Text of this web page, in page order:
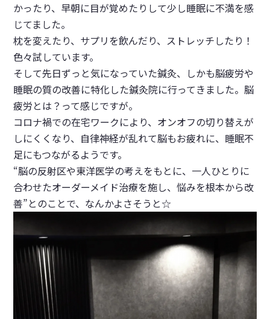
かったり、早朝に目が覚めたりして少し睡眠に不満を感
じてました。
枕を変えたり、サプリを飲んだり、ストレッチしたり！
色々試しています。
そして先日ずっと気になっていた鍼灸、しかも脳疲労や
睡眠の質の改善に特化した鍼灸院に行ってきました。脳
疲労とは？って感じですが。
コロナ禍での在宅ワークにより、オンオフの切り替えが
しにくくなり、自律神経が乱れて脳もお疲れに、睡眠不
足にもつながるようです。
“脳の反射区や東洋医学の考えをもとに、一人ひとりに
合わせたオーダーメイド治療を施し、悩みを根本から改
善”とのことで、なんかよさそうと☆